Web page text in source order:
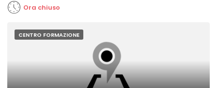
Ora chiuso
CENTRO FORMAZIONE